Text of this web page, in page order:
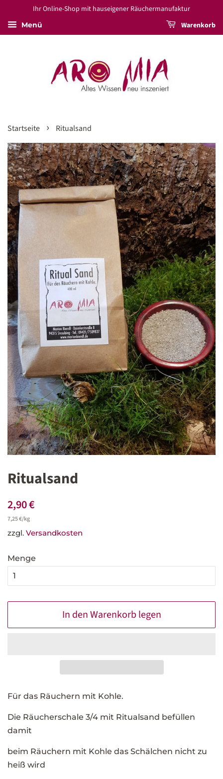
Ihr Online-Shop mit hauseigener Räuchermanufaktur
Menü Warenkorb
Startseite › Ritualsand
Ritualsand
Normaler
Preis
2,90 €
Einzelpreis
7,25 €/pro
kg
zzgl. Versandkosten
Menge
In den Warenkorb legen
Für das Räuchern mit Kohle.
Die Räucherschale 3/4 mit Ritualsand befüllen
damit
beim Räuchern mit Kohle das Schälchen nicht zu
heiß wird